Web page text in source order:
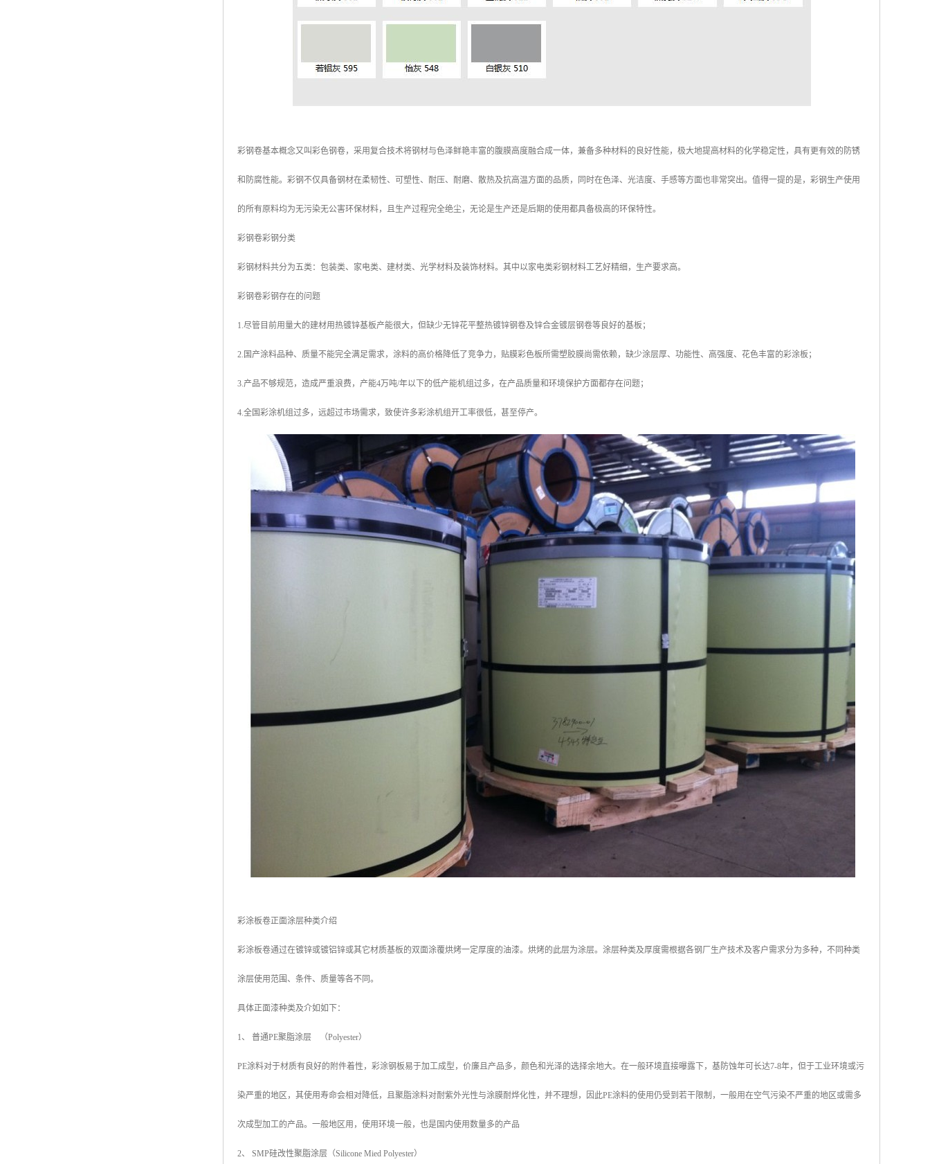
彩钢卷基本概念又叫彩色钢卷，采用复合技术将钢材与色泽鲜艳丰富的腹膜高度融合成一体，兼备多种材料的良好性能，极大地提高材料的化学稳定性，具有更有效的防锈
和防腐性能。彩钢不仅具备钢材在柔韧性、可塑性、耐压、耐磨、散热及抗高温方面的品质，同时在色泽、光洁度、手感等方面也非常突出。值得一提的是，彩钢生产使用
的所有原料均为无污染无公害环保材料，且生产过程完全绝尘，无论是生产还是后期的使用都具备极高的环保特性。
彩钢卷彩钢分类
彩钢材料共分为五类：包装类、家电类、建材类、光学材料及装饰材料。其中以家电类彩钢材料工艺好精细，生产要求高。
彩钢卷彩钢存在的问题
1.尽管目前用量大的建材用热镀锌基板产能很大，但缺少无锌花平整热镀锌钢卷及锌合金镀层钢卷等良好的基板；
2.国产涂料品种、质量不能完全满足需求，涂料的高价格降低了竞争力，贴膜彩色板所需塑胶膜尚需依赖，缺少涂层厚、功能性、高强度、花色丰富的彩涂板；
3.产品不够规范，造成严重浪费，产能4万吨/年以下的低产能机组过多，在产品质量和环境保护方面都存在问题；
4.全国彩涂机组过多，远超过市场需求，致使许多彩涂机组开工率很低，甚至停产。
彩涂板卷正面涂层种类介绍
彩涂板卷通过在镀锌或镀铝锌或其它材质基板的双面涂覆烘烤一定厚度的油漆。烘烤的此层为涂层。涂层种类及厚度需根据各钢厂生产技术及客户需求分为多种，不同种类
涂层使用范围、条件、质量等各不同。
具体正面漆种类及介如如下：
1、 普通PE聚脂涂层 （Polyester）
PE涂料对于材质有良好的附件着性，彩涂钢板易于加工成型，价廉且产品多，颜色和光泽的选择余地大。在一般环境直接曝露下，基防蚀年可长达7-8年，但于工业环境或污
染严重的地区，其使用寿命会相对降低，且聚脂涂料对耐紫外光性与涂膜耐烨化性，并不理想，因此PE涂料的使用仍受到若干限制，一般用在空气污染不严重的地区或需多
次成型加工的产品。一般地区用，使用环境一般，也是国内使用数量多的产品
2、 SMP硅改性聚脂涂层（Silicone Mied Polyester）